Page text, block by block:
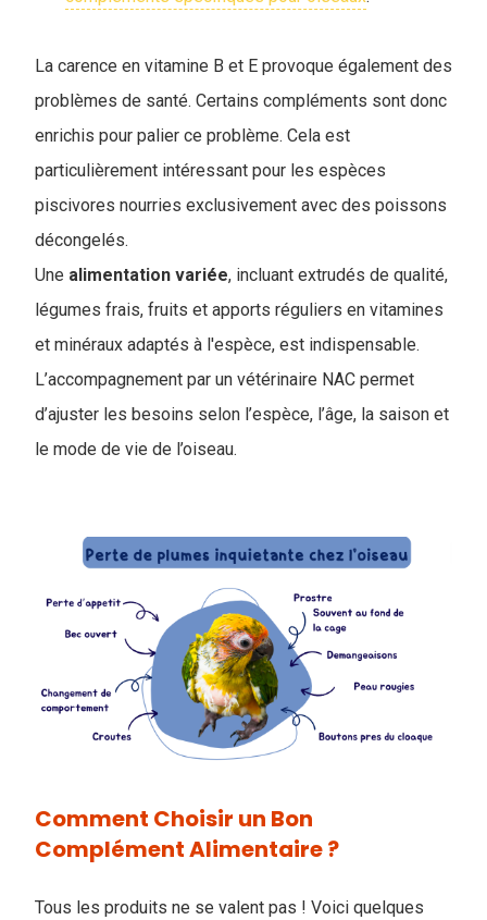
La carence en vitamine B et E provoque également des
problèmes de santé. Certains compléments sont donc
enrichis pour palier ce problème. Cela est
particulièrement intéressant pour les espèces
piscivores nourries exclusivement avec des poissons
décongelés.
Une alimentation variée, incluant extrudés de qualité,
légumes frais, fruits et apports réguliers en vitamines
et minéraux adaptés à l'espèce, est indispensable.
L’accompagnement par un vétérinaire NAC permet
d’ajuster les besoins selon l’espèce, l’âge, la saison et
le mode de vie de l’oiseau.
Comment Choisir un Bon
Complément Alimentaire ?
Tous les produits ne se valent pas ! Voici quelques